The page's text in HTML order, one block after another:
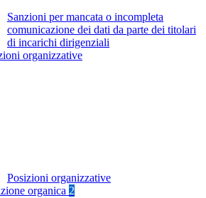
Sanzioni per mancata o incompleta
comunicazione dei dati da parte dei titolari
di incarichi dirigenziali
organizzative
Posizioni organizzative
organica 2